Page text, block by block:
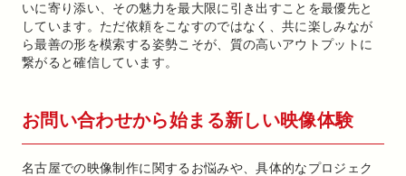
いに寄り添い、その魅力を最大限に引き出すことを最優先と
しています。ただ依頼をこなすのではなく、共に楽しみなが
ら最善の形を模索する姿勢こそが、質の高いアウトプットに
繋がると確信しています。
お問い合わせから始まる新しい映像体験
名古屋での映像制作に関するお悩みや、具体的なプロジェク